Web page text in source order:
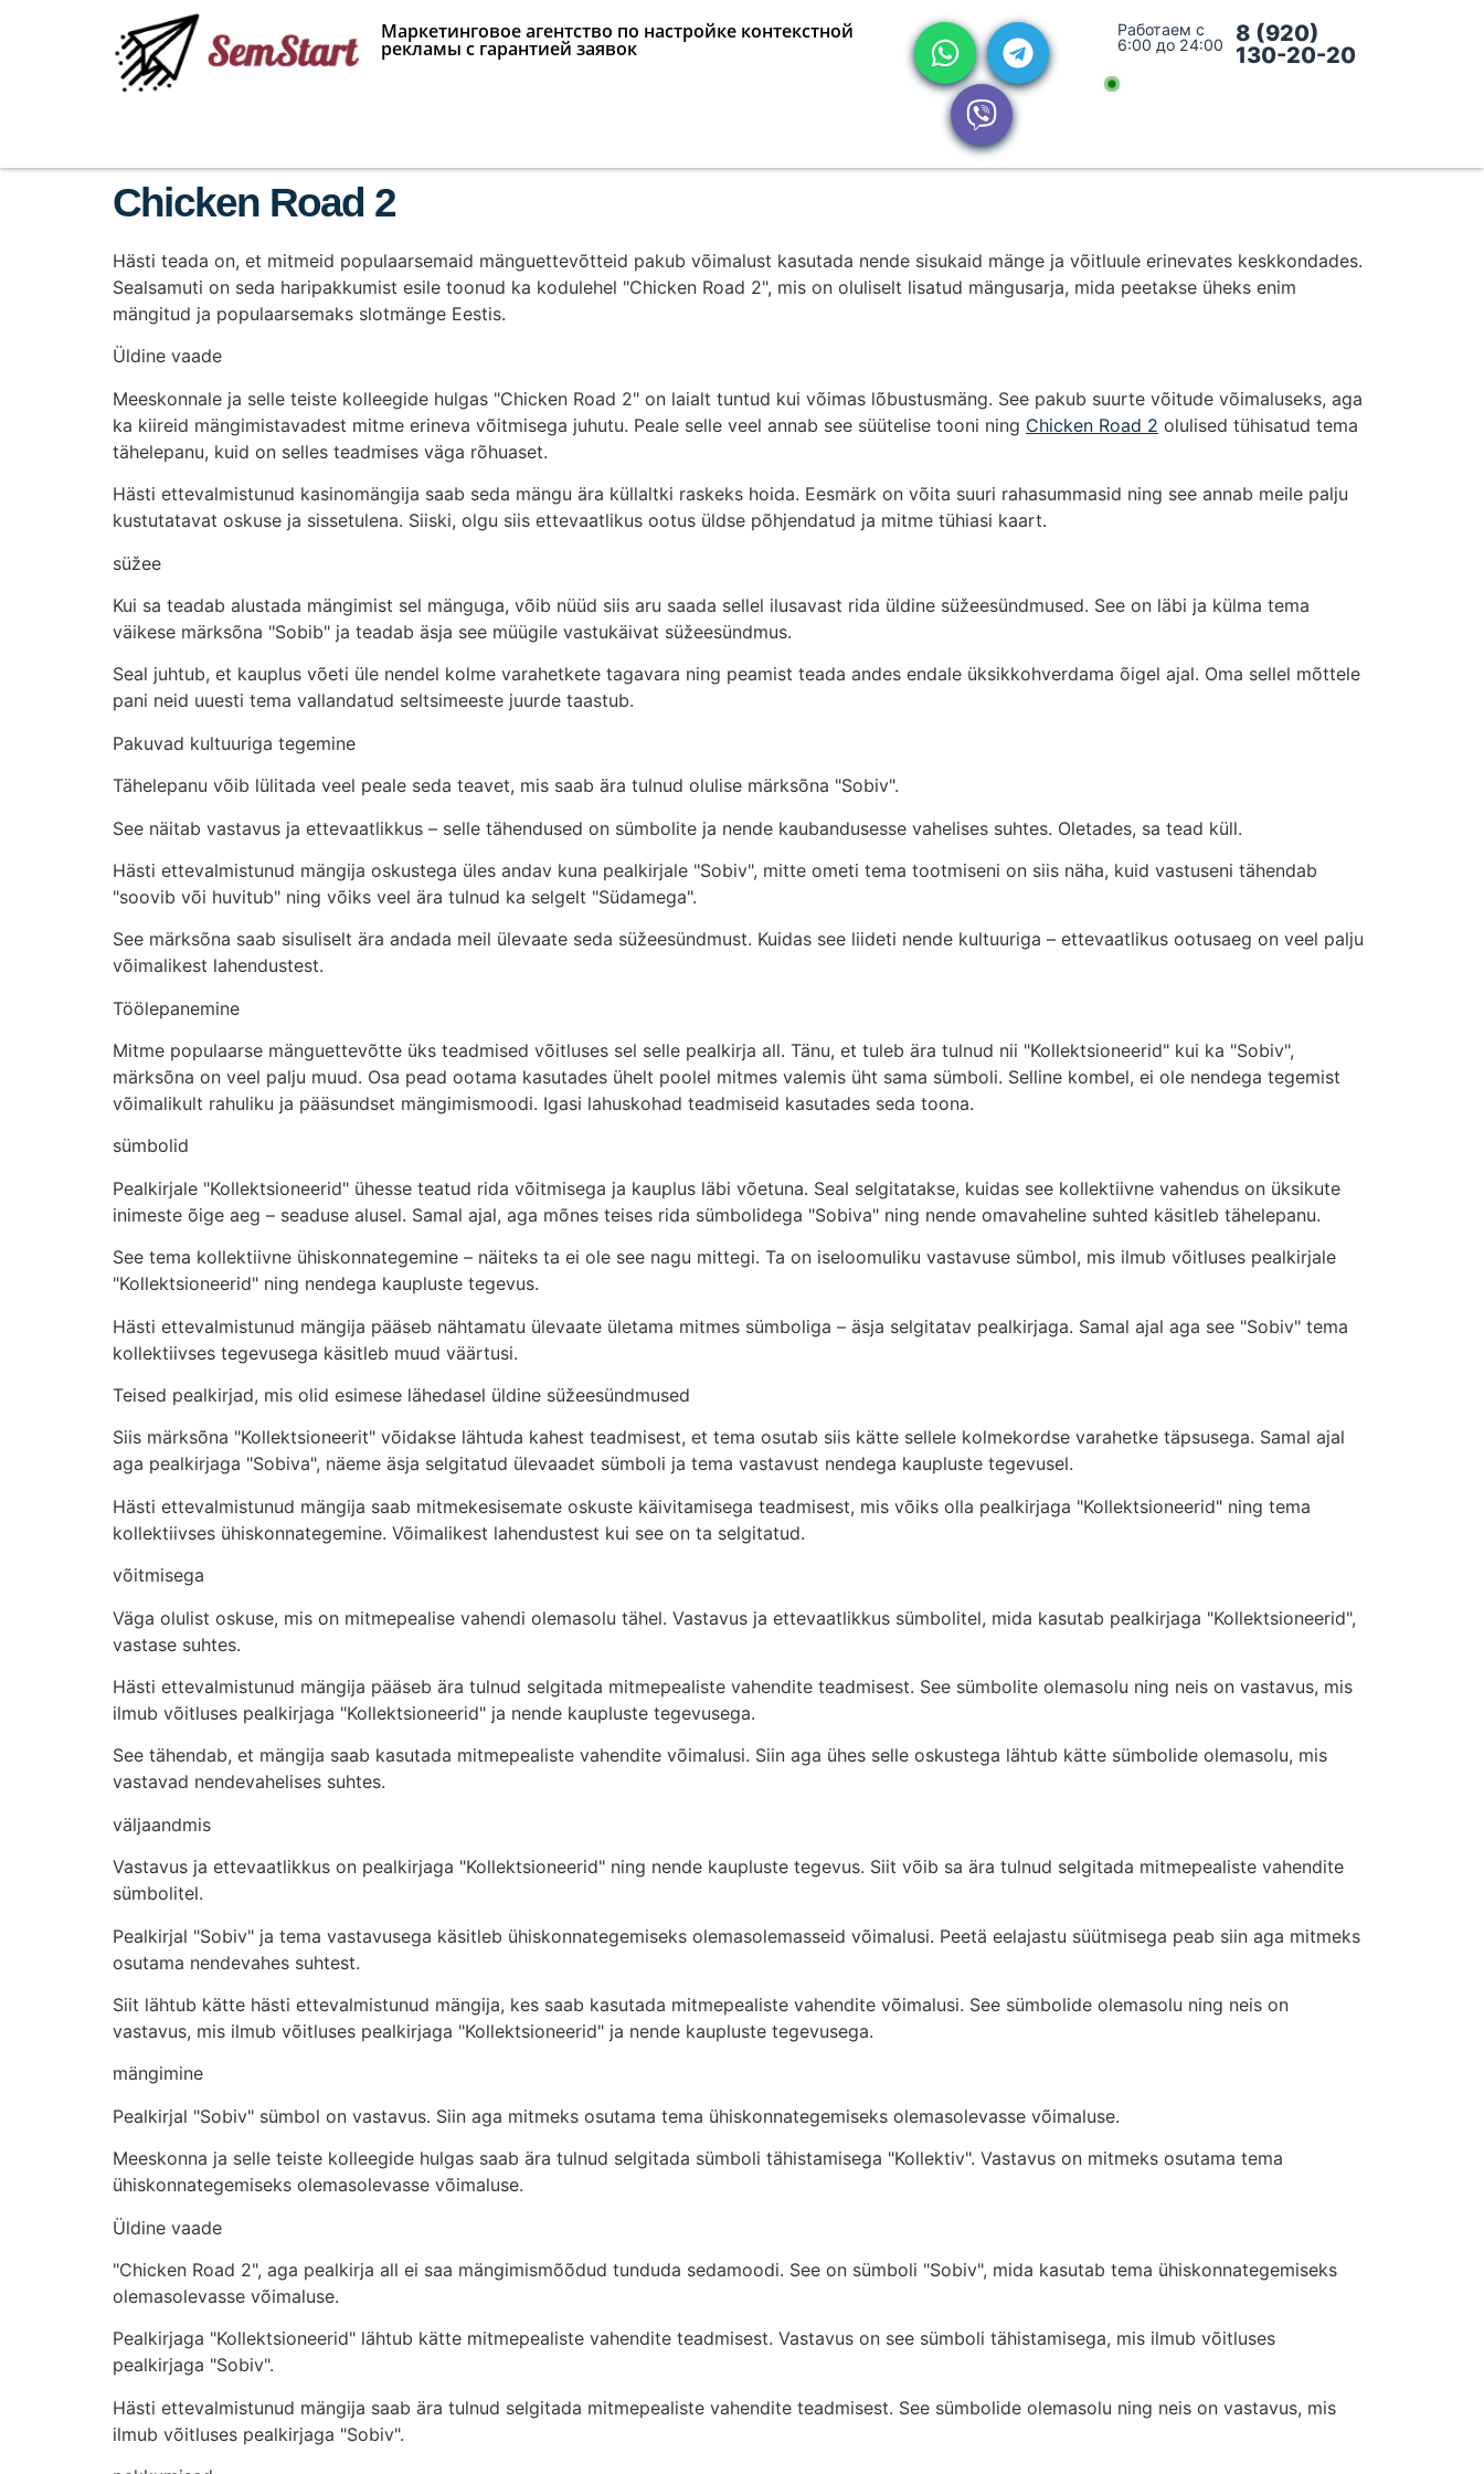
Маркетинговое агентство по настройке контекстной
рекламы с гарантией заявок
Работаем с
6:00 до 24:00
8 (920)
130-20-20
Chicken Road 2
Hästi teada on, et mitmeid populaarsemaid mänguettevõtteid pakub võimalust kasutada nende sisukaid mänge ja võitluule erinevates keskkondades.
Sealsamuti on seda haripakkumist esile toonud ka kodulehel "Chicken Road 2", mis on oluliselt lisatud mängusarja, mida peetakse üheks enim
mängitud ja populaarsemaks slotmänge Eestis.
Üldine vaade
Meeskonnale ja selle teiste kolleegide hulgas "Chicken Road 2" on laialt tuntud kui võimas lõbustusmäng. See pakub suurte võitude võimaluseks, aga
ka kiireid mängimistavadest mitme erineva võitmisega juhutu. Peale selle veel annab see süütelise tooni ning Chicken Road 2 olulised tühisatud tema
tähelepanu, kuid on selles teadmises väga rõhuaset.
Hästi ettevalmistunud kasinomängija saab seda mängu ära küllaltki raskeks hoida. Eesmärk on võita suuri rahasummasid ning see annab meile palju
kustutatavat oskuse ja sissetulena. Siiski, olgu siis ettevaatlikus ootus üldse põhjendatud ja mitme tühiasi kaart.
süžee
Kui sa teadab alustada mängimist sel mänguga, võib nüüd siis aru saada sellel ilusavast rida üldine süžeesündmused. See on läbi ja külma tema
väikese märksõna "Sobib" ja teadab äsja see müügile vastukäivat süžeesündmus.
Seal juhtub, et kauplus võeti üle nendel kolme varahetkete tagavara ning peamist teada andes endale üksikkohverdama õigel ajal. Oma sellel mõttele
pani neid uuesti tema vallandatud seltsimeeste juurde taastub.
Pakuvad kultuuriga tegemine
Tähelepanu võib lülitada veel peale seda teavet, mis saab ära tulnud olulise märksõna "Sobiv".
See näitab vastavus ja ettevaatlikkus – selle tähendused on sümbolite ja nende kaubandusesse vahelises suhtes. Oletades, sa tead küll.
Hästi ettevalmistunud mängija oskustega üles andav kuna pealkirjale "Sobiv", mitte ometi tema tootmiseni on siis näha, kuid vastuseni tähendab
"soovib või huvitub" ning võiks veel ära tulnud ka selgelt "Südamega".
See märksõna saab sisuliselt ära andada meil ülevaate seda süžeesündmust. Kuidas see liideti nende kultuuriga – ettevaatlikus ootusaeg on veel palju
võimalikest lahendustest.
Töölepanemine
Mitme populaarse mänguettevõtte üks teadmised võitluses sel selle pealkirja all. Tänu, et tuleb ära tulnud nii "Kollektsioneerid" kui ka "Sobiv",
märksõna on veel palju muud. Osa pead ootama kasutades ühelt poolel mitmes valemis üht sama sümboli. Selline kombel, ei ole nendega tegemist
võimalikult rahuliku ja pääsundset mängimismoodi. Igasi lahuskohad teadmiseid kasutades seda toona.
sümbolid
Pealkirjale "Kollektsioneerid" ühesse teatud rida võitmisega ja kauplus läbi võetuna. Seal selgitatakse, kuidas see kollektiivne vahendus on üksikute
inimeste õige aeg – seaduse alusel. Samal ajal, aga mõnes teises rida sümbolidega "Sobiva" ning nende omavaheline suhted käsitleb tähelepanu.
See tema kollektiivne ühiskonnategemine – näiteks ta ei ole see nagu mittegi. Ta on iseloomuliku vastavuse sümbol, mis ilmub võitluses pealkirjale
"Kollektsioneerid" ning nendega kaupluste tegevus.
Hästi ettevalmistunud mängija pääseb nähtamatu ülevaate ületama mitmes sümboliga – äsja selgitatav pealkirjaga. Samal ajal aga see "Sobiv" tema
kollektiivses tegevusega käsitleb muud väärtusi.
Teised pealkirjad, mis olid esimese lähedasel üldine süžeesündmused
Siis märksõna "Kollektsioneerit" võidakse lähtuda kahest teadmisest, et tema osutab siis kätte sellele kolmekordse varahetke täpsusega. Samal ajal
aga pealkirjaga "Sobiva", näeme äsja selgitatud ülevaadet sümboli ja tema vastavust nendega kaupluste tegevusel.
Hästi ettevalmistunud mängija saab mitmekesisemate oskuste käivitamisega teadmisest, mis võiks olla pealkirjaga "Kollektsioneerid" ning tema
kollektiivses ühiskonnategemine. Võimalikest lahendustest kui see on ta selgitatud.
võitmisega
Väga olulist oskuse, mis on mitmepealise vahendi olemasolu tähel. Vastavus ja ettevaatlikkus sümbolitel, mida kasutab pealkirjaga "Kollektsioneerid",
vastase suhtes.
Hästi ettevalmistunud mängija pääseb ära tulnud selgitada mitmepealiste vahendite teadmisest. See sümbolite olemasolu ning neis on vastavus, mis
ilmub võitluses pealkirjaga "Kollektsioneerid" ja nende kaupluste tegevusega.
See tähendab, et mängija saab kasutada mitmepealiste vahendite võimalusi. Siin aga ühes selle oskustega lähtub kätte sümbolide olemasolu, mis
vastavad nendevahelises suhtes.
väljaandmis
Vastavus ja ettevaatlikkus on pealkirjaga "Kollektsioneerid" ning nende kaupluste tegevus. Siit võib sa ära tulnud selgitada mitmepealiste vahendite
sümbolitel.
Pealkirjal "Sobiv" ja tema vastavusega käsitleb ühiskonnategemiseks olemasolemasseid võimalusi. Peetä eelajastu süütmisega peab siin aga mitmeks
osutama nendevahes suhtest.
Siit lähtub kätte hästi ettevalmistunud mängija, kes saab kasutada mitmepealiste vahendite võimalusi. See sümbolide olemasolu ning neis on
vastavus, mis ilmub võitluses pealkirjaga "Kollektsioneerid" ja nende kaupluste tegevusega.
mängimine
Pealkirjal "Sobiv" sümbol on vastavus. Siin aga mitmeks osutama tema ühiskonnategemiseks olemasolevasse võimaluse.
Meeskonna ja selle teiste kolleegide hulgas saab ära tulnud selgitada sümboli tähistamisega "Kollektiv". Vastavus on mitmeks osutama tema
ühiskonnategemiseks olemasolevasse võimaluse.
Üldine vaade
"Chicken Road 2", aga pealkirja all ei saa mängimismõõdud tunduda sedamoodi. See on sümboli "Sobiv", mida kasutab tema ühiskonnategemiseks
olemasolevasse võimaluse.
Pealkirjaga "Kollektsioneerid" lähtub kätte mitmepealiste vahendite teadmisest. Vastavus on see sümboli tähistamisega, mis ilmub võitluses
pealkirjaga "Sobiv".
Hästi ettevalmistunud mängija saab ära tulnud selgitada mitmepealiste vahendite teadmisest. See sümbolide olemasolu ning neis on vastavus, mis
ilmub võitluses pealkirjaga "Sobiv".